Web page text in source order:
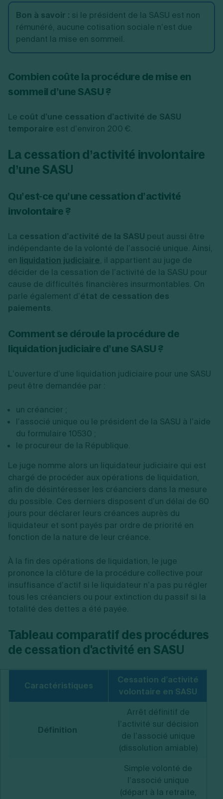
Bon à savoir : si le président de la SASU est non
rémunéré, aucune cotisation sociale n’est due
pendant la mise en sommeil.
Combien coûte la procédure de mise en
sommeil d’une SASU ?
Le coût d’une cessation d’activité de SASU
temporaire est d’environ 200 €.
La cessation d’activité involontaire
d’une SASU
Qu’est-ce qu’une cessation d’activité
involontaire ?
La cessation d’activité de la SASU peut aussi être
indépendante de la volonté de l’associé unique. Ainsi,
en liquidation judiciaire, il appartient au juge de
décider de la cessation de l’activité de la SASU pour
cause de difficultés financières insurmontables. On
parle également d’état de cessation des
paiements.
Comment se déroule la procédure de
liquidation judiciaire d’une SASU ?
L’ouverture d’une liquidation judiciaire pour une SASU
peut être demandée par :
un créancier ;
l’associé unique ou le président de la SASU à l’aide
du formulaire 10530 ;
le procureur de la République.
Le juge nomme alors un liquidateur judiciaire qui est
chargé de procéder aux opérations de liquidation,
afin de désintéresser les créanciers dans la mesure
du possible. Ces derniers disposent d’un délai de 60
jours pour déclarer leurs créances auprès du
liquidateur et sont payés par ordre de priorité en
fonction de la nature de leur créance.
À la fin des opérations de liquidation, le juge
prononce la clôture de la procédure collective pour
insuffisance d’actif si le liquidateur n’a pas pu régler
tous les créanciers ou pour extinction du passif si la
totalité des dettes a été payée.
Tableau comparatif des procédures
de cessation d'activité en SASU
Caractéristiques
Cessation d’activité
volontaire en SASU
Définition
Arrêt définitif de
l’activité sur décision
de l’associé unique
(dissolution amiable)
Simple volonté de
l’associé unique
(départ à la retraite,